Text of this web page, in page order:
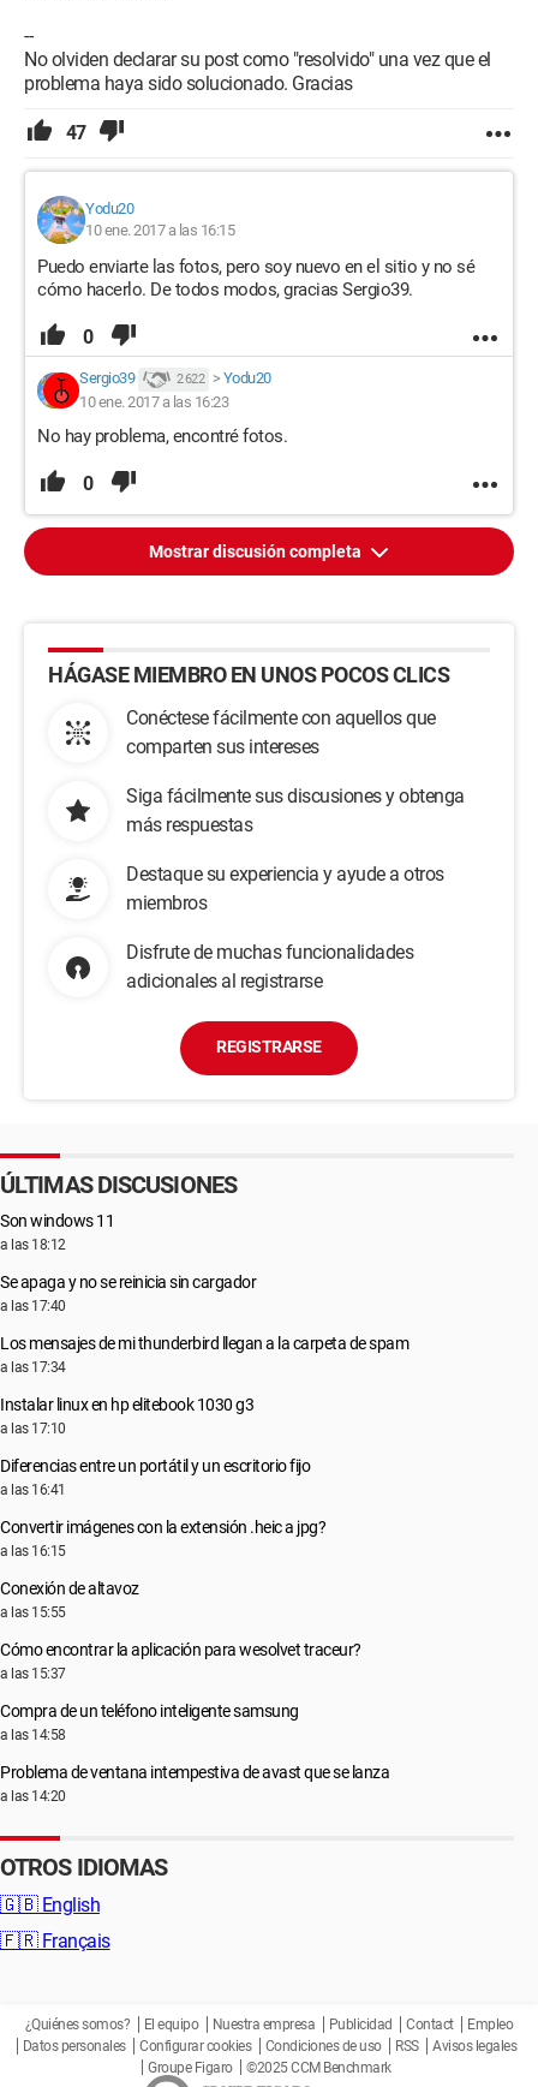
--
No olviden declarar su post como "resolvido" una vez que el
problema haya sido solucionado. Gracias
47
Yodu20
10 ene. 2017 a las 16:15
Puedo enviarte las fotos, pero soy nuevo en el sitio y no sé
cómo hacerlo. De todos modos, gracias Sergio39.
0
Sergio39 2 622 > Yodu20
10 ene. 2017 a las 16:23
No hay problema, encontré fotos.
0
Mostrar discusión completa
HÁGASE MIEMBRO EN UNOS POCOS CLICS
Conéctese fácilmente con aquellos que
comparten sus intereses
Siga fácilmente sus discusiones y obtenga
más respuestas
Destaque su experiencia y ayude a otros
miembros
Disfrute de muchas funcionalidades
adicionales al registrarse
REGISTRARSE
ÚLTIMAS DISCUSIONES
Son windows 11
a las 18:12
Se apaga y no se reinicia sin cargador
a las 17:40
Los mensajes de mi thunderbird llegan a la carpeta de spam
a las 17:34
Instalar linux en hp elitebook 1030 g3
a las 17:10
Diferencias entre un portátil y un escritorio fijo
a las 16:41
Convertir imágenes con la extensión .heic a jpg?
a las 16:15
Conexión de altavoz
a las 15:55
Cómo encontrar la aplicación para wesolvet traceur?
a las 15:37
Compra de un teléfono inteligente samsung
a las 14:58
Problema de ventana intempestiva de avast que se lanza
a las 14:20
OTROS IDIOMAS
🇬🇧 English
🇫🇷 Français
¿Quiénes somos? El equipo Nuestra empresa Publicidad Contact
Empleo
Datos personales
Configurar cookies Condiciones de uso RSS
Avisos legales
Groupe Figaro
©2025 CCM Benchmark